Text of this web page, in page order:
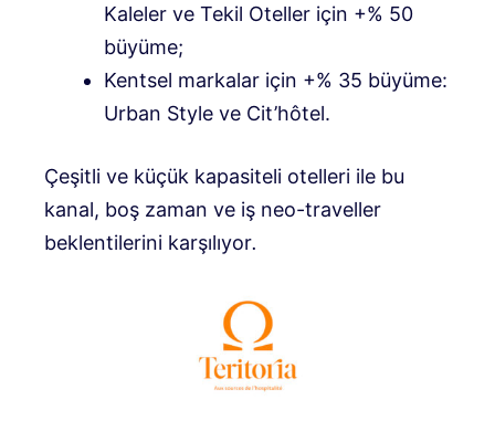
Kaleler ve Tekil Oteller için +% 50
büyüme;
Kentsel markalar için +% 35 büyüme:
Urban Style ve Cit’hôtel.
Çeşitli ve küçük kapasiteli otelleri ile bu
kanal, boş zaman ve iş neo-traveller
beklentilerini karşılıyor.